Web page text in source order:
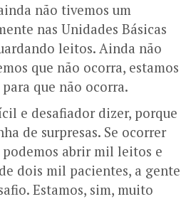
não tivemos um
nas Unidades Básicas
leitos. Ainda não
que não ocorra, estamos
que não ocorra.
e desafiador dizer, porque
de surpresas. Se ocorrer
podemos abrir mil leitos e
dois mil pacientes, a gente
Estamos, sim, muito